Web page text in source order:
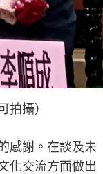
攝）
感謝。在談及未
化交流方面做出